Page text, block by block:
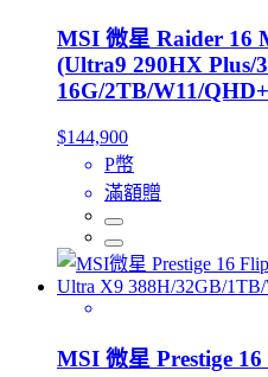
MSI 微星 Raider 16
(Ultra9 290HX Plus/
16G/2TB/W11/
$144,900
P幣
滿額贈
MSI 微星 Prestige